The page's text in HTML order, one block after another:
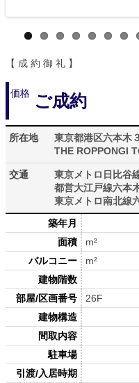
【 成 約 御 礼 】
価格 ご成約
所在地
東京都港区六本木
THE ROPPONGI
交通
東京メトロ日比谷
都営大江戸線六本
東京メトロ南北線
築年月
面積
m²
バルコニー
m²
建物階数
部屋/区画番号
26F
建物構造
間取内容
駐車場
引渡/入居時期